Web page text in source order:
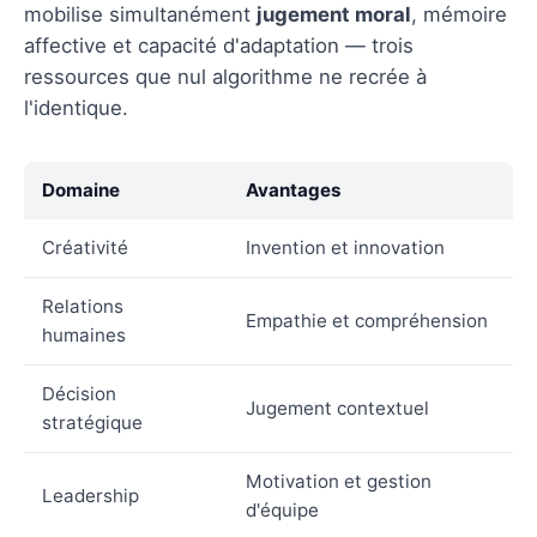
mobilise simultanément jugement moral, mémoire
affective et capacité d'adaptation — trois
ressources que nul algorithme ne recrée à
l'identique.
Domaine Avantages
Créativité Invention et innovation
Relations
humaines
Empathie et compréhension
Décision
stratégique
Jugement contextuel
Leadership
Motivation et gestion
d'équipe